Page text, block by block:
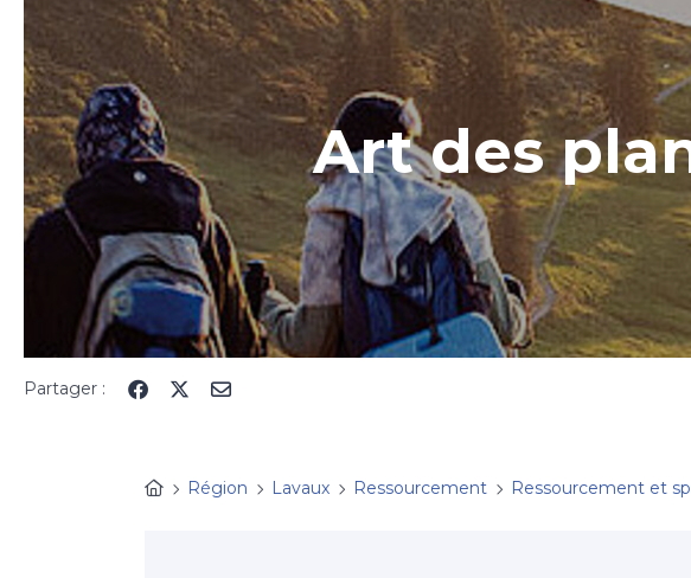
Art des
Partager :
Région Lavaux Ressourcement Ressourcement et